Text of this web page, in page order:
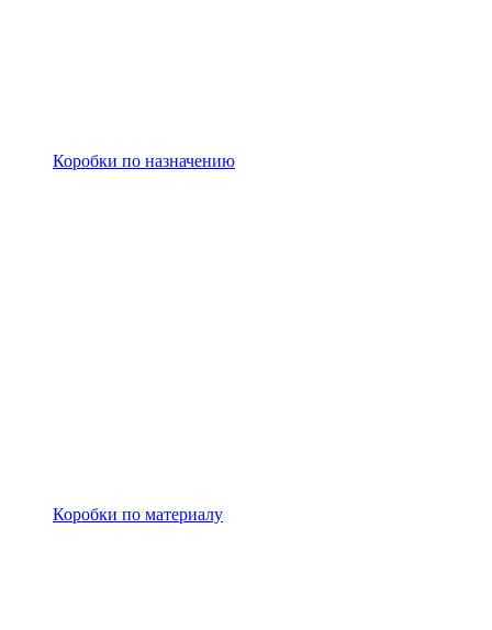
Коробки по назначению
Коробки по материалу